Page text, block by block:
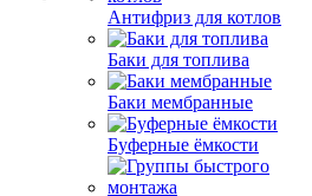
Антифриз для котлов
Баки для топлива
Баки мембранные
Буферные ёмкости